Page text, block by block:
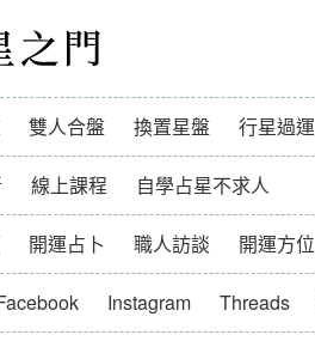
占星之門
雙人合盤 換置星盤 行星過運
線上課程 自學占星不求人
開運占卜 職人訪談 開運方位
Instagram Threads